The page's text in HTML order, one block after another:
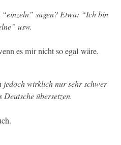
sagen? Etwa: “Ich bin
usw.
es mir nicht so egal wäre.
jedoch wirk­lich nur sehr schw­er
übersetzen.